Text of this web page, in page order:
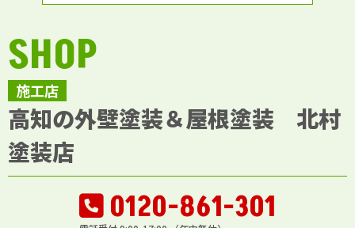
施工店
SHOP
高知の外壁塗装＆屋根塗装 北村
塗装店
0120-861-301